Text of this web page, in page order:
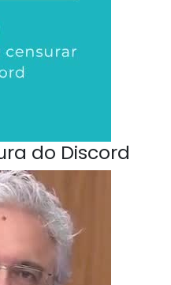
do Discord